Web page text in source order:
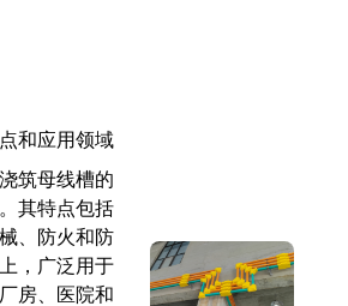
和应用领域
筑母线槽的
其特点包括
、防火和防
，广泛用于
房、医院和